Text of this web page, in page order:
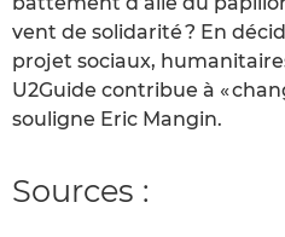
vent de solidarité ? En
projet sociaux,
U2Guide contribue à «
souligne Eric Mangin.
Sources :